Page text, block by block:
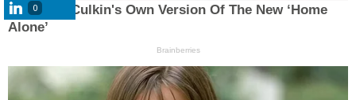
0